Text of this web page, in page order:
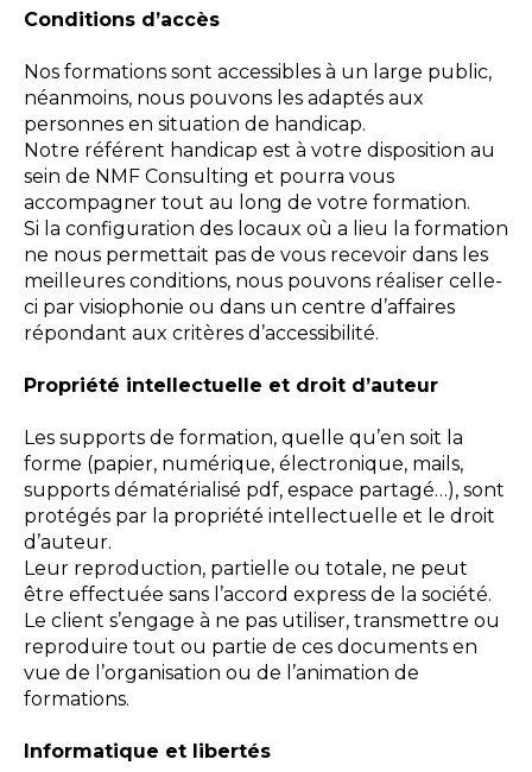
Conditions d’accès
Nos formations sont accessibles à un large public,
néanmoins, nous pouvons les adaptés aux
personnes en situation de handicap.
Notre référent handicap est à votre disposition au
sein de NMF Consulting et pourra vous
accompagner tout au long de votre formation.
Si la configuration des locaux où a lieu la formation
ne nous permettait pas de vous recevoir dans les
meilleures conditions, nous pouvons réaliser celle-
ci par visiophonie ou dans un centre d’affaires
répondant aux critères d’accessibilité.
Propriété intellectuelle et droit d’auteur
Les supports de formation, quelle qu’en soit la
forme (papier, numérique, électronique, mails,
supports dématérialisé pdf, espace partagé…), sont
protégés par la propriété intellectuelle et le droit
d’auteur.
Leur reproduction, partielle ou totale, ne peut
être effectuée sans l’accord express de la société.
Le client s’engage à ne pas utiliser, transmettre ou
reproduire tout ou partie de ces documents en
vue de l’organisation ou de l’animation de
formations.
Informatique et libertés